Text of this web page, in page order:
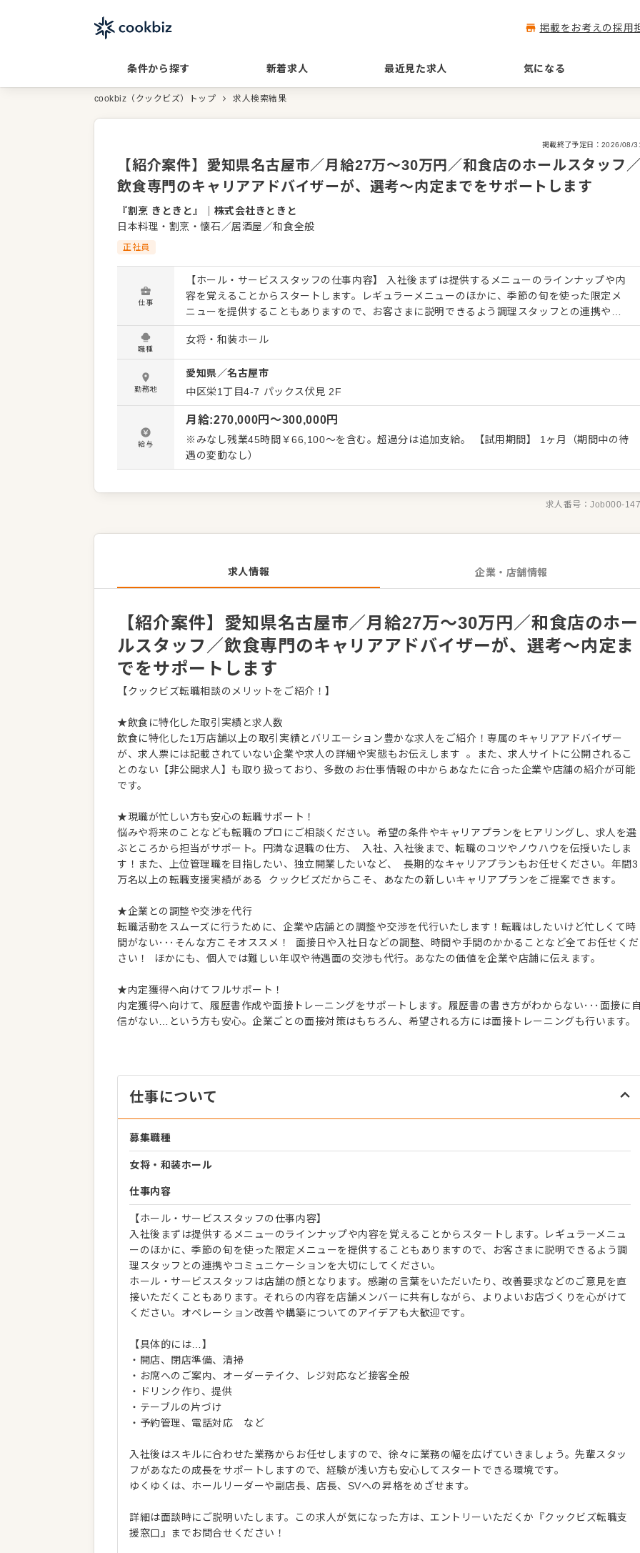
掲載をお考えの採用
条件から探す 新着求人 最近見た求人 気になる
cookbiz（クックビズ）トップ 求人検索結果
掲載終了予定日： 2026/08/
【紹介案件】愛知県名古屋市／月給27万～30万円／和食店のホールスタッフ
飲食専門のキャリアアドバイザーが、選考～内定までをサポートします
『割烹 きときと』
株式会社きときと
日本料理・割烹・懐石／居酒屋／和食全般
正社員
仕事
【ホール・サービススタッフの仕事内容】 入社後まずは提供するメニューのラインナップや内
容を覚えることからスタートします。レギュラーメニューのほかに、季節の旬を使った限定メ
ニューを提供することもありますので、お客さまに説明できるよう調理スタッフとの連携やコ
ミュニケーションを大切にしてください。 ホール・サービススタッフは店舗の顔となります。
感謝の言葉をいただいたり、改善要求などのご意見を直接いただくこともあります。それらの
内容を店舗メンバーに共有しながら、よりよいお店づくりを心がけてください。オペレーショ
ン改善や構築についてのアイデアも大歓迎です。 【具体的には…】 ・開店、閉店準備、清掃
・お席へのご案内、オーダーテイク、レジ対応など接客全般 ・ドリンク作り、提供 ・テーブル
の片づけ ・予約管理、電話対応 など 入社後はスキルに合わせた業務からお任せしますので、
徐々に業務の幅を広げていきましょう。先輩スタッフがあなたの成長をサポートしますので、
経験が浅い方も安心してスタートできる環境です。 ゆくゆくは、ホールリーダーや副店長、店
長、SVへの昇格をめざせます。 詳細は面談時にご説明いたします。この求人が気になった方
は、エントリーいただくか『クックビズ転職支援窓口』までお問合せください！
職種
女将・和装ホール
勤務地
愛知県／名古屋市
中区栄1丁目4-7 パックス伏見 2F
給与
月給:270,000円〜300,000円
※みなし残業45時間￥66,100～を含む。超過分は追加支給。 【試用期間】 1ヶ月（期間中の待
遇の変動なし）
求人番号：Job000-
求人情報 企業・店舗情報
【紹介案件】愛知県名古屋市／月給27万～30万円／和食店のホー
ルスタッフ／飲食専門のキャリアアドバイザーが、選考～内定ま
でをサポートします
【クックビズ転職相談のメリットをご紹介！】
★飲食に特化した取引実績と求人数
飲食に特化した1万店舗以上の取引実績とバリエーション豊かな求人をご紹介！専属のキャリアアドバイザー
が、求人票には記載されていない企業や求人の詳細や実態もお伝えします 。また、求人サイトに公開されるこ
とのない【非公開求人】も取り扱っており、多数のお仕事情報の中からあなたに合った企業や店舗の紹介が可能
です。
★現職が忙しい方も安心の転職サポート！
悩みや将来のことなども転職のプロにご相談ください。希望の条件やキャリアプランをヒアリングし、求人を選
ぶところから担当がサポート。円満な退職の仕方、 入社、入社後まで、転職のコツやノウハウを伝授いたしま
す！また、上位管理職を目指したい、独立開業したいなど、 長期的なキャリアプランもお任せください。年間3
万名以上の転職支援実績がある クックビズだからこそ、あなたの新しいキャリアプランをご提案できます。
★企業との調整や交渉を代行
転職活動をスムーズに行うために、企業や店舗との調整や交渉を代行いたします！転職はしたいけど忙しくて時
間がない･･･そんな方こそオススメ！ 面接日や入社日などの調整、時間や手間のかかることなど全てお任せくだ
さい！ ほかにも、個人では難しい年収や待遇面の交渉も代行。あなたの価値を企業や店舗に伝えます。
★内定獲得へ向けてフルサポート！
内定獲得へ向けて、履歴書作成や面接トレーニングをサポートします。履歴書の書き方がわからない･･･面接に
信がない…という方も安心。企業ごとの面接対策はもちろん、希望される方には面接トレーニングも行います。
仕事について
募集職種
女将・和装ホール
仕事内容
【ホール・サービススタッフの仕事内容】
入社後まずは提供するメニューのラインナップや内容を覚えることからスタートします。レギュラーメニュ
ーのほかに、季節の旬を使った限定メニューを提供することもありますので、お客さまに説明できるよう調
理スタッフとの連携やコミュニケーションを大切にしてください。
ホール・サービススタッフは店舗の顔となります。感謝の言葉をいただいたり、改善要求などのご意見を直
接いただくこともあります。それらの内容を店舗メンバーに共有しながら、よりよいお店づくりを心がけて
ください。オペレーション改善や構築についてのアイデアも大歓迎です。
【具体的には…】
・開店、閉店準備、清掃
・お席へのご案内、オーダーテイク、レジ対応など接客全般
・ドリンク作り、提供
・テーブルの片づけ
・予約管理、電話対応 など
入社後はスキルに合わせた業務からお任せしますので、徐々に業務の幅を広げていきましょう。先輩スタッ
フがあなたの成長をサポートしますので、経験が浅い方も安心してスタートできる環境です。
ゆくゆくは、ホールリーダーや副店長、店長、SVへの昇格をめざせます。
詳細は面談時にご説明いたします。この求人が気になった方は、エントリーいただくか『クックビズ転職支
援窓口』までお問合せください！